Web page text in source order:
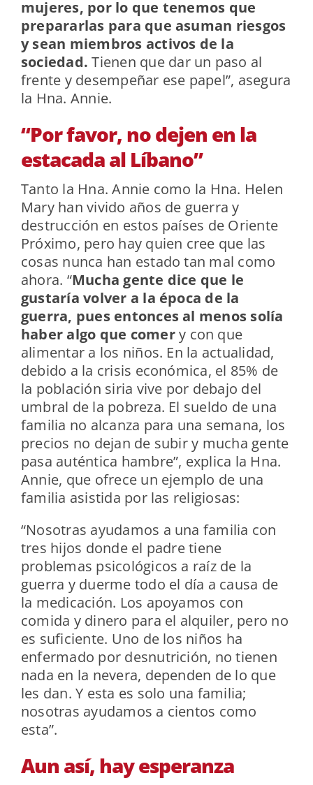
mujeres, por lo que tenemos que
prepararlas para que asuman riesgos
y sean miembros activos de la
sociedad. Tienen que dar un paso al
frente y desempeñar ese papel”, asegura
la Hna. Annie.
“Por favor, no dejen en la
estacada al Líbano”
Tanto la Hna. Annie como la Hna. Helen
Mary han vivido años de guerra y
destrucción en estos países de Oriente
Próximo, pero hay quien cree que las
cosas nunca han estado tan mal como
ahora. “Mucha gente dice que le
gustaría volver a la época de la
guerra, pues entonces al menos solía
haber algo que comery con que
alimentar a los niños. En la actualidad,
debido a la crisis económica, el 85% de
la población siria vive por debajo del
umbral de la pobreza. El sueldo de una
familia no alcanza para una semana, los
precios no dejan de subir y mucha gente
pasa auténtica hambre”, explica la Hna.
Annie, que ofrece un ejemplo de una
familia asistida por las religiosas:
“Nosotras ayudamos a una familia con
tres hijos donde el padre tiene
problemas psicológicos a raíz de la
guerra y duerme todo el día a causa de
la medicación. Los apoyamos con
comida y dinero para el alquiler, pero no
es suficiente. Uno de los niños ha
enfermado por desnutrición, no tienen
nada en la nevera, dependen de lo que
les dan. Y esta es solo una familia;
nosotras ayudamos a cientos como
esta”.
Aun así, hay esperanza